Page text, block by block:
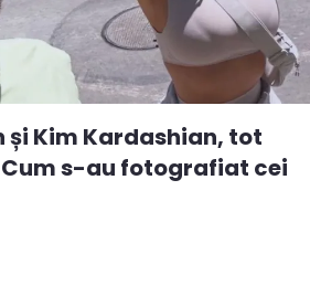
și Kim Kardashian, tot
s-au fotografiat cei